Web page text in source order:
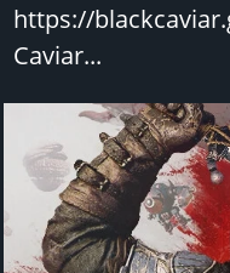
https://
Caviar...